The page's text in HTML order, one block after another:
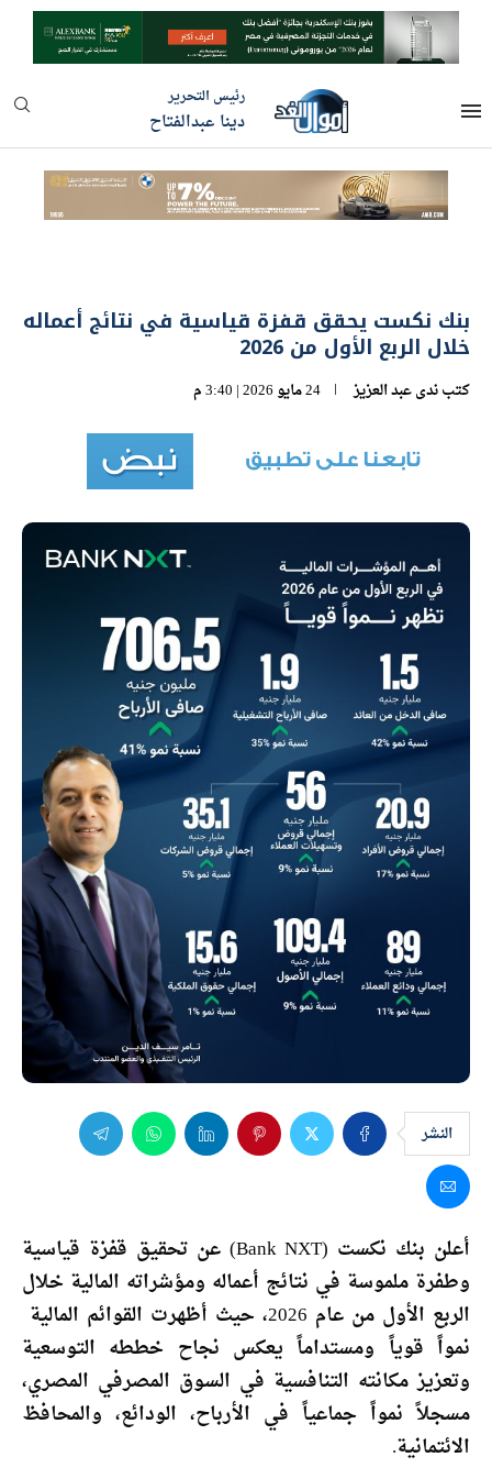
رئيس التحرير
دينا عبدالفتاح
بنك نكست يحقق قفزة قياسية في نتائج أعماله
خلال الربع الأول من 2026
كتبندى عبد العزيز 24 مايو 2026 | 3:40 م
النشر
أعلن بنك نكست (Bank NXT) عن تحقيق قفزة قياسية
وطفرة ملموسة في نتائج أعماله ومؤشراته المالية خلال
الربع الأول من عام 2026، حيث أظهرت القوائم المالية
نمواً قوياً ومستداماً يعكس نجاح خططه التوسعية
وتعزيز مكانته التنافسية في السوق المصرفي المصري،
مسجلاً نمواً جماعياً في الأرباح، الودائع، والمحافظ
الائتمانية.